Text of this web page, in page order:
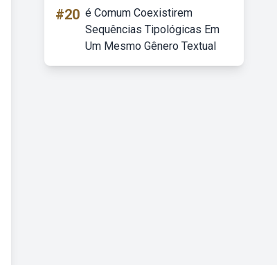
#20 é Comum Coexistirem
Sequências Tipológicas Em
Um Mesmo Gênero Textual